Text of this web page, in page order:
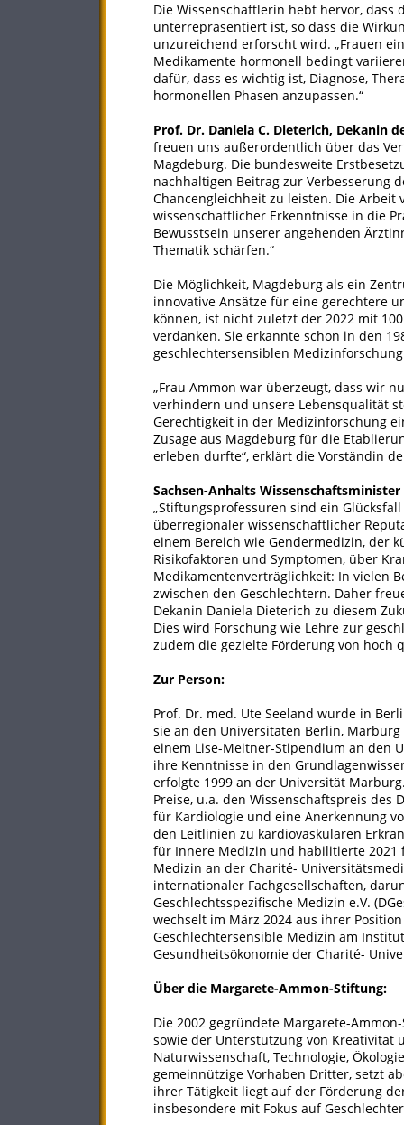
Die Wissenschaftlerin hebt hervor, dass
unterrepräsentiert ist, so dass die
unzureichend erforscht wird. „Frauen
Medikamente hormonell bedingt
dafür, dass es wichtig ist, Diagnose,
hormonellen Phasen anzupassen.“
Prof. Dr. Daniela C. Dieterich, Dekanin
freuen uns außerordentlich über das
Magdeburg. Die bundesweite
nachhaltigen Beitrag zur Verbesserung
Chancengleichheit zu leisten. Die
wissenschaftlicher Erkenntnisse in die
Bewusstsein unserer angehenden
Thematik schärfen.“
Die Möglichkeit, Magdeburg als ein
innovative Ansätze für eine gerechtere
können, ist nicht zuletzt der 2022 mit
verdanken. Sie erkannte schon in den
geschlechtersensiblen
„Frau Ammon war überzeugt, dass wir
verhindern und unsere Lebensqualität
Gerechtigkeit in der Medizinforschung
Zusage aus Magdeburg für die
erleben durfte“, erklärt die Vorständin
Sachsen-Anhalts
„Stiftungsprofessuren sind ein
überregionaler wissenschaftlicher
einem Bereich wie Gendermedizin, der
Risikofaktoren und Symptomen, über
Medikamentenverträglichkeit: In vielen
zwischen den Geschlechtern. Daher
Dekanin Daniela Dieterich zu diesem
Dies wird Forschung wie Lehre zur
zudem die gezielte Förderung von hoch
Zur Person:
Prof. Dr. med. Ute Seeland wurde in
sie an den Universitäten Berlin,
einem Lise-Meitner-Stipendium an den
ihre Kenntnisse in den
erfolgte 1999 an der Universität
Preise, u.a. den Wissenschaftspreis des
für Kardiologie und eine Anerkennung
den Leitlinien zu kardiovaskulären
für Innere Medizin und habilitierte 2021
Medizin an der Charité-
internationaler Fachgesellschaften,
Geschlechtsspezifische Medizin e.V.
wechselt im März 2024 aus ihrer
Geschlechtersensible Medizin am
Gesundheitsökonomie der Charité-
Über die Margarete-Ammon-Stiftung:
Die 2002 gegründete Margarete-
sowie der Unterstützung von Kreativität
Naturwissenschaft, Technologie,
gemeinnützige Vorhaben Dritter, setzt
ihrer Tätigkeit liegt auf der Förderung
insbesondere mit Fokus auf